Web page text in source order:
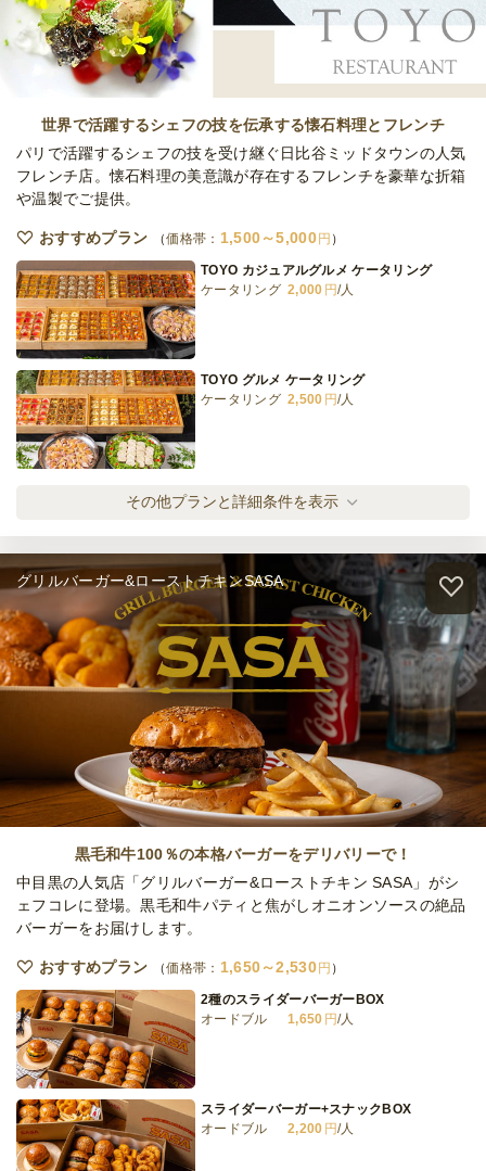
500 円 /人
オードブル
500円/人
オードブル
※定休日を除く営業日換算
最低ご注文金額 30,000円
世界で活躍するシェフの技を伝承する懐石料理とフレンチ
パリで活躍するシェフの技を受け継ぐ日比谷ミッドタウンの人気
フレンチ店。懐石料理の美意識が存在するフレンチを豪華な折箱
や温製でご提供。
おすすめプラン 価格帯： 1,500～5,000円
TOYO カジュアルグルメ ケータリング
ケータリング 2,000 円/人
TOYO グルメ ケータリング
ケータリング 2,500 円/人
ケータリング 3,000円/人
TOYO エレガント ケータリング
ケータリング
4,000円/人
TOYO ゴールデン ケータリング
ケータリング
5,000円 /人
TOYO 小分け・カジュアルグルメ オードブ
オードブル
1,500円/人
その他プランと詳細条件を表示
グリルバーガー&ローストチキンSASA
黒毛和牛100％の本格バーガーをデリバリーで！
中目黒の人気店「グリルバーガー&ローストチキン SASA」がシ
ェフコレに登場。黒毛和牛パティと焦がしオニオンソースの絶品
バーガーをお届けします。
おすすめプラン 価格帯： 1,650～2,530円
2種のスライダーバーガーBOX
オードブル
1,650 円/人
スライダーバーガー+スナックBOX
オードブル
2,200 円/人